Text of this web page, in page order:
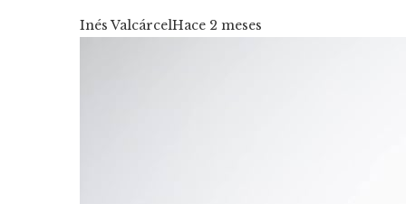
Inés ValcárcelHace 2 meses